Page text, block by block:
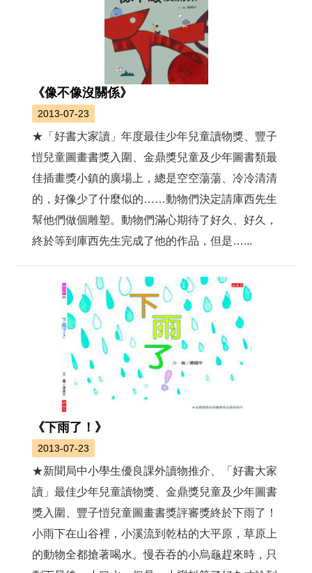
《像不像沒關係》
2013-07-23
★「好書大家讀」年度最佳少年兒童讀物獎、豐子
愷兒童圖畫書獎入圍、金鼎獎兒童及少年圖書類最
佳插畫獎小鎮的廣場上，總是空空蕩蕩、冷冷清清
的，好像少了什麼似的……動物們決定請庫西先生
幫他們做個雕塑。動物們滿心期待了好久、好久，
終於等到庫西先生完成了他的作品，但是…...
《下雨了！》
2013-07-23
★新聞局中小學生優良課外讀物推介、「好書大家
讀」最佳少年兒童讀物獎、金鼎獎兒童及少年圖書
獎入圍、豐子愷兒童圖畫書獎評審獎終於下雨了！
小雨下在山谷裡，小溪流到乾枯的大平原，草原上
的動物全都搶著喝水。慢吞吞的小烏龜趕來時，只